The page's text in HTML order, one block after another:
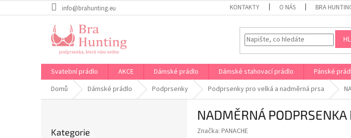
na
info@brahunting.eu KONTAKTY O NÁS BRA
Svatební prádlo AKCE Dámské prádlo Dámské stahovací prádlo Pánské
Domů
Dámské prádlo Podprsenky Podprsenky pro velká a nadměrná prsa
kategorie
Kategorie
NADMĚRNÁ
Značka: PANACHE